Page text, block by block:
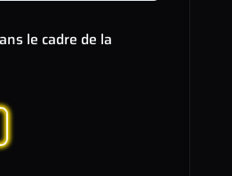
le cadre de la